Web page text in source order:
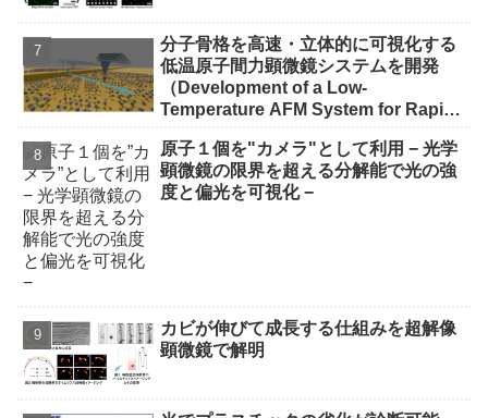
分子骨格を高速・立体的に可視化する
低温原子間力顕微鏡システムを開発
（Development of a Low-
Temperature AFM System for Rapid
Imaging）
原子１個を"カメラ"として利用 − 光学
顕微鏡の限界を超える分解能で光の強
度と偏光を可視化 −
カビが伸びて成長する仕組みを超解像
顕微鏡で解明